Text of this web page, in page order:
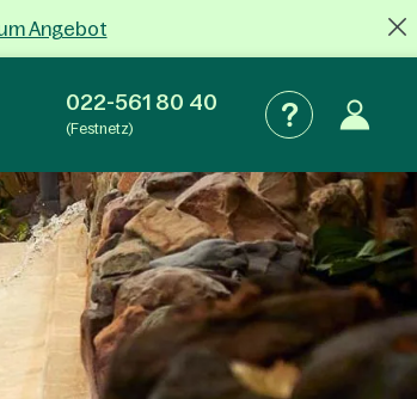
Angebot
022-561 80 40
(Festnetz)